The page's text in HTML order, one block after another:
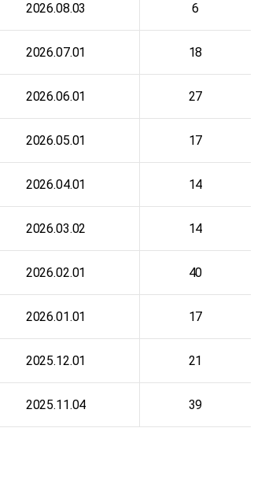
2026.08.03 6
2026.07.01 18
2026.06.01 27
2026.05.01 17
2026.04.01 14
2026.03.02 14
2026.02.01 40
2026.01.01 17
2025.12.01 21
2025.11.04 39